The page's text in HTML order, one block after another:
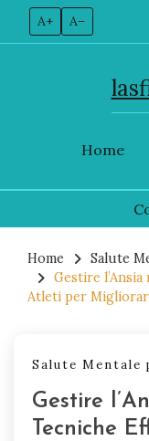
A+ A–
Home
content
Home
Salute
Gestire
Atleti per
Salute Mentale
Gestire
Tecniche